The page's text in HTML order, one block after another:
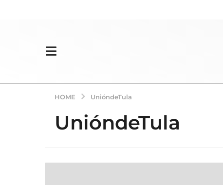
HOME UnióndeTula
UnióndeTula